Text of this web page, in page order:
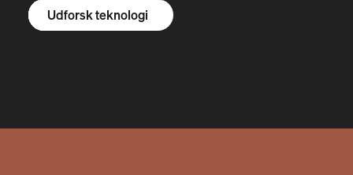
Udforsk R1S
Udforsk R1T
Udforsk varevogne
Udforsk teknologi